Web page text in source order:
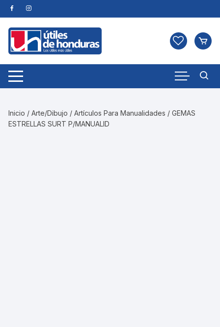
Skip
to
content
Inicio /Arte/Dibujo /Artículos Para Manualidades / GEMAS
ESTRELLAS SURT P/MANUALID